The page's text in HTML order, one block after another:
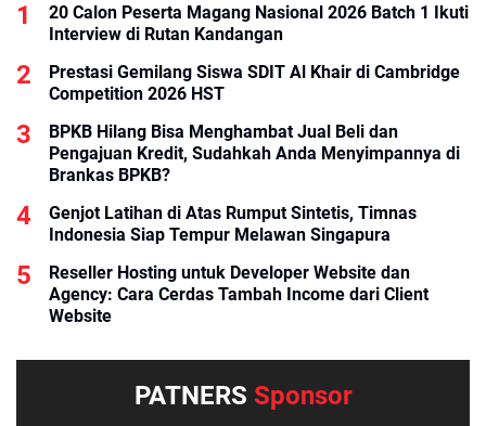
20 Calon Peserta Magang Nasional 2026 Batch 1 Ikuti
Interview di Rutan Kandangan
Prestasi Gemilang Siswa SDIT Al Khair di Cambridge
Competition 2026 HST
BPKB Hilang Bisa Menghambat Jual Beli dan
Pengajuan Kredit, Sudahkah Anda Menyimpannya di
Brankas BPKB?
Genjot Latihan di Atas Rumput Sintetis, Timnas
Indonesia Siap Tempur Melawan Singapura
Reseller Hosting untuk Developer Website dan
Agency: Cara Cerdas Tambah Income dari Client
Website
PATNERS Sponsor